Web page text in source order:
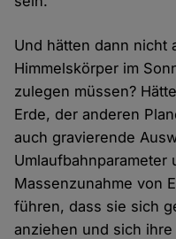
Und hätten dann nicht
Himmelskörper im
zulegen müssen?
Erde, der anderen
auch gravierende
Umlaufbahnparameter
Massenzunahme von
führen, dass sie sich
anziehen und sich